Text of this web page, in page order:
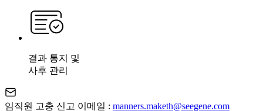
결과 통지 및
사후 관리
임직원 고충 신고 이메일 : manners.maketh@seegene.com